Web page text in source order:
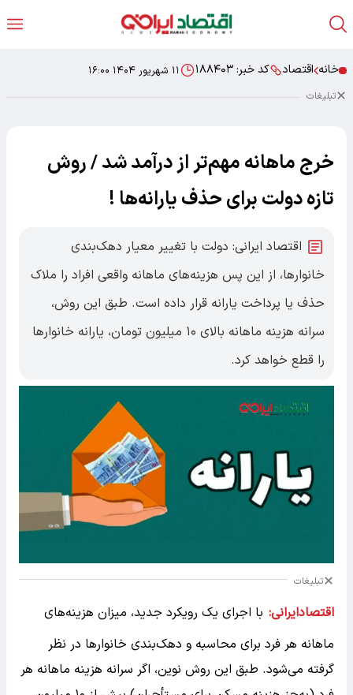
خانه اقتصاد کد خبر: ۱۸۸۴۰۳ ۱۱ شهریور ۱۴۰۴ ۱۶:۰۰
تبلیغات
خرج ماهانه مهم‌تر از درآمد شد / روش
تازه دولت برای حذف یارانه‌ها !
اقتصاد ایرانی: دولت با تغییر معیار دهک‌بندی
خانوارها، از این پس هزینه‌های ماهانه واقعی افراد را ملاک
حذف یا پرداخت یارانه قرار داده است. طبق این روش،
سرانه هزینه ماهانه بالای ۱۰ میلیون تومان، یارانه خانوارها
را قطع خواهد کرد.
تبلیغات
اقتصادایرانی: با اجرای یک رویکرد جدید، میزان هزینه‌های
ماهانه هر فرد برای محاسبه و دهک‌بندی خانوارها در نظر
گرفته می‌شود. طبق این روش نوین، اگر سرانه هزینه ماهانه هر